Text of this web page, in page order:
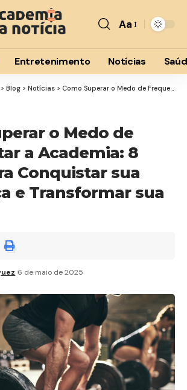
Font
Resizer
Aa
Entretenimento Notícias
> Blog > Notícias > Como Superar o Medo de Frequentar a Academia: 8 Dicas para Conquistar sua Confiança e Transformar sua Vida
o Medo de
a Academia: 8
Conquistar sua
e Transformar sua
6 de maio de 2025